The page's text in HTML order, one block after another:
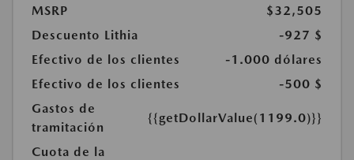
MSRP
$32,505
Descuento Lithia
-927 $
Efectivo de los clientes
-1.000 dólares
Efectivo de los clientes
-500 $
Gastos de
tramitación
{{getDollarValue(1199.0)}}
Cuota de la